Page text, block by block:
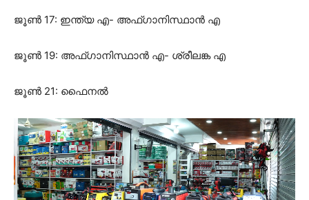
ജൂണ്‍ 17: ഇന്ത്യ എ- അഫ്ഗാനിസ്ഥാന്‍ എ
ജൂണ്‍ 19: അഫ്ഗാനിസ്ഥാന്‍ എ- ശ്രീലങ്ക എ
ജൂണ്‍ 21: ഫൈനല്‍